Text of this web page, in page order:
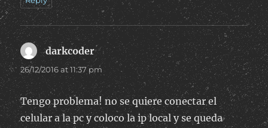
darkcodersays:
26/12/2016 at 11:37 pm
Tengo problema! no se quiere conectar el
celular a la pc y coloco la ip local y se queda